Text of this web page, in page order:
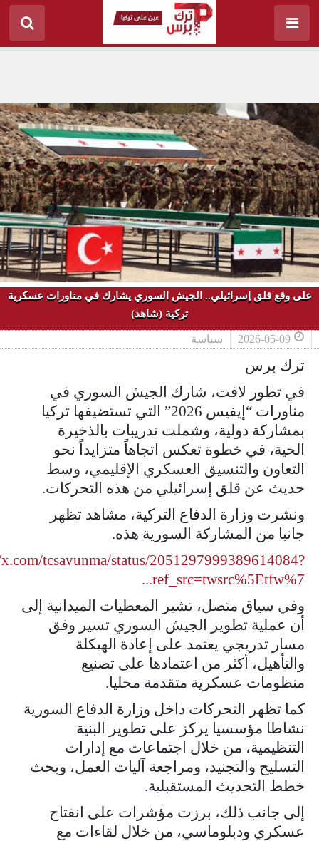
على وقع قلق إسرائيلي.. الجيش السوري يشارك في مناورات عسكرية
تركية (شاهد)
2026-05-09 سياسة
ترك برس
في تطور لافت، شارك الجيش السوري في
مناورات “إيفيس 2026” التي تستضيفها تركيا
بمشاركة دولية، وشملت تدريبات بالذخيرة
الحية، في خطوة تعكس اتجاهاً متزايداً نحو
التعاون والتنسيق العسكري الإقليمي، وسط
حديث عن قلق إسرائيلي من هذه التحركات.
ونشرت وزارة الدفاع التركية، مشاهد تظهر
جانبا من المشاركة السورية هذه.
tcsavunma/status/2051297999389614084?
ref_src=twsrc%5Etfw%7...
وفي سياق متصل، تشير المعطيات الميدانية إلى
أن عملية تطوير الجيش السوري تسير وفق
مسار تدريجي يعتمد على إعادة الهيكلة
والتأهيل، أكثر من اعتمادها على تصنيع
منظومات عسكرية متقدمة محليا.
كما تظهر التحركات داخل وزارة الدفاع السورية
نشاطا مؤسسيا يركز على تطوير البنية
التنظيمية، من خلال اجتماعات مع إدارات
التسليح والتجنيد، ومراجعة آليات العمل، وبحث
خطط التحديث المستقبلية.
إلى جانب ذلك، برزت مؤشرات على انفتاح
عسكري ودبلوماسي، من خلال لقاءات مع